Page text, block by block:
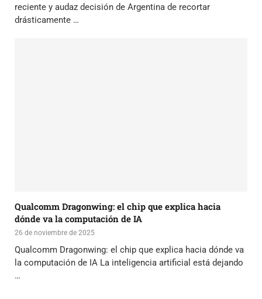
reciente y audaz decisión de Argentina de recortar
drásticamente …
Qualcomm Dragonwing: el chip que explica hacia
dónde va la computación de IA
26 de noviembre de 2025
Qualcomm Dragonwing: el chip que explica hacia dónde va
la computación de IA La inteligencia artificial está dejando
…